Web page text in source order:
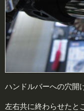
ハンドルバーへの穴開
左右共に終わらせたと